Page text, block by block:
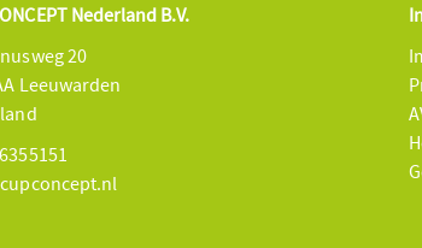
Nederland B.V.
20
Leeuwarden